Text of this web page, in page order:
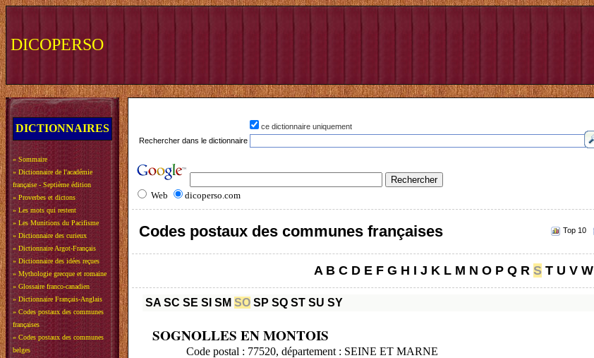
DICOPERSO
DICTIONNAIRES
» Sommaire
» Dictionnaire de l'académie
française - Septième édition
» Proverbes et dictons
» Les mots qui restent
» Les Munitions du Pacifisme
» Dictionnaire des curieux
» Dictionnaire Argot-Français
» Dictionnaire des idées reçues
» Mythologie grecque et romaine
» Glossaire franco-canadien
» Dictionnaire Français-Anglais
» Codes postaux des communes
françaises
» Codes postaux des communes
belges
ce dictionnaire uniquement
Rechercher dans le dictionnaire
Web dicoperso.com
Codes postaux des communes françaises Top 10
A B C D E F G H I J K L M N O P Q R S T U V W
SA SC SE SI SM SO SP SQ ST SU SY
SOGNOLLES EN MONTOIS
Code postal : 77520, département : SEINE ET MARNE